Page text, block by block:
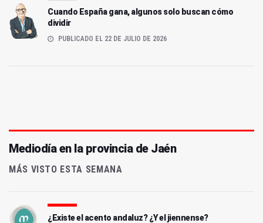
Cuando España gana, algunos solo buscan cómo
dividir
PUBLICADO EL 22 DE JULIO DE 2026
Mediodía en la provincia de Jaén
MÁS VISTO ESTA SEMANA
¿Existe el acento andaluz? ¿Y el jiennense?